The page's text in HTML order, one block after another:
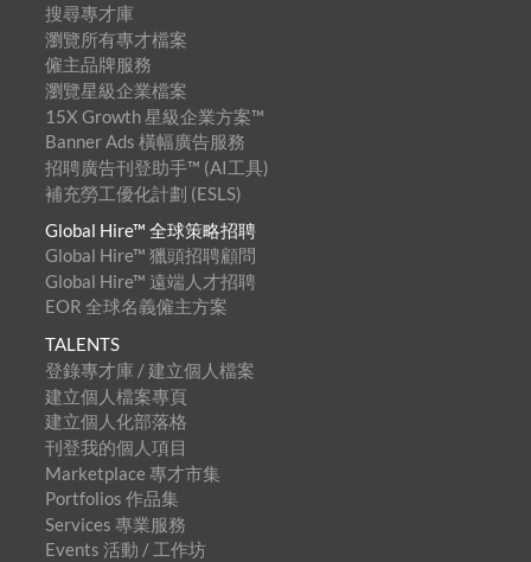
搜尋專才庫
瀏覽所有專才檔案
僱主品牌服務
瀏覽星級企業檔案
15X Growth 星級企業方案™
Banner Ads 橫幅廣告服務
招聘廣告刊登助手™ (AI工具)
補充勞工優化計劃 (ESLS)
Global Hire™ 全球策略招聘
Global Hire™ 獵頭招聘顧問
Global Hire™ 遠端人才招聘
EOR 全球名義僱主方案
TALENTS
登錄專才庫 / 建立個人檔案
建立個人檔案專頁
建立個人化部落格
刊登我的個人項目
Marketplace 專才市集
Portfolios 作品集
Services 專業服務
Events 活動 / 工作坊